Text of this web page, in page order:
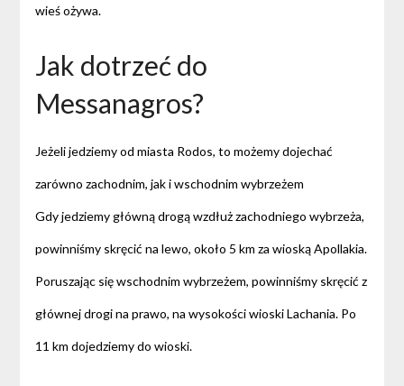
wieś ożywa.
Jak dotrzeć do
Messanagros?
Jeżeli jedziemy od miasta Rodos, to możemy dojechać
zarówno zachodnim, jak i wschodnim wybrzeżem
Gdy jedziemy główną drogą wzdłuż zachodniego wybrzeża,
powinniśmy skręcić na lewo, około 5 km za wioską Apollakia.
Poruszając się wschodnim wybrzeżem, powinniśmy skręcić z
głównej drogi na prawo, na wysokości wioski Lachania. Po
11 km dojedziemy do wioski.